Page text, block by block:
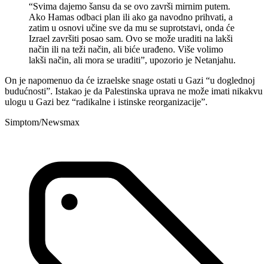
“Svima dajemo šansu da se ovo završi mirnim putem.
Ako Hamas odbaci plan ili ako ga navodno prihvati, a
zatim u osnovi učine sve da mu se suprotstavi, onda će
Izrael završiti posao sam. Ovo se može uraditi na lakši
način ili na teži način, ali biće urađeno. Više volimo
lakši način, ali mora se uraditi”, upozorio je Netanjahu.
On je napomenuo da će izraelske snage ostati u Gazi “u doglednoj
budućnosti”. Istakao je da Palestinska uprava ne može imati nikakvu
ulogu u Gazi bez “radikalne i istinske reorganizacije”.
Simptom/Newsmax